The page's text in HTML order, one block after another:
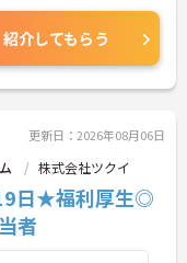
を後
換研修
。
紹介してもらう
更新日：2026年08月06日
株式会社ツクイ
日★福利厚生◎
者